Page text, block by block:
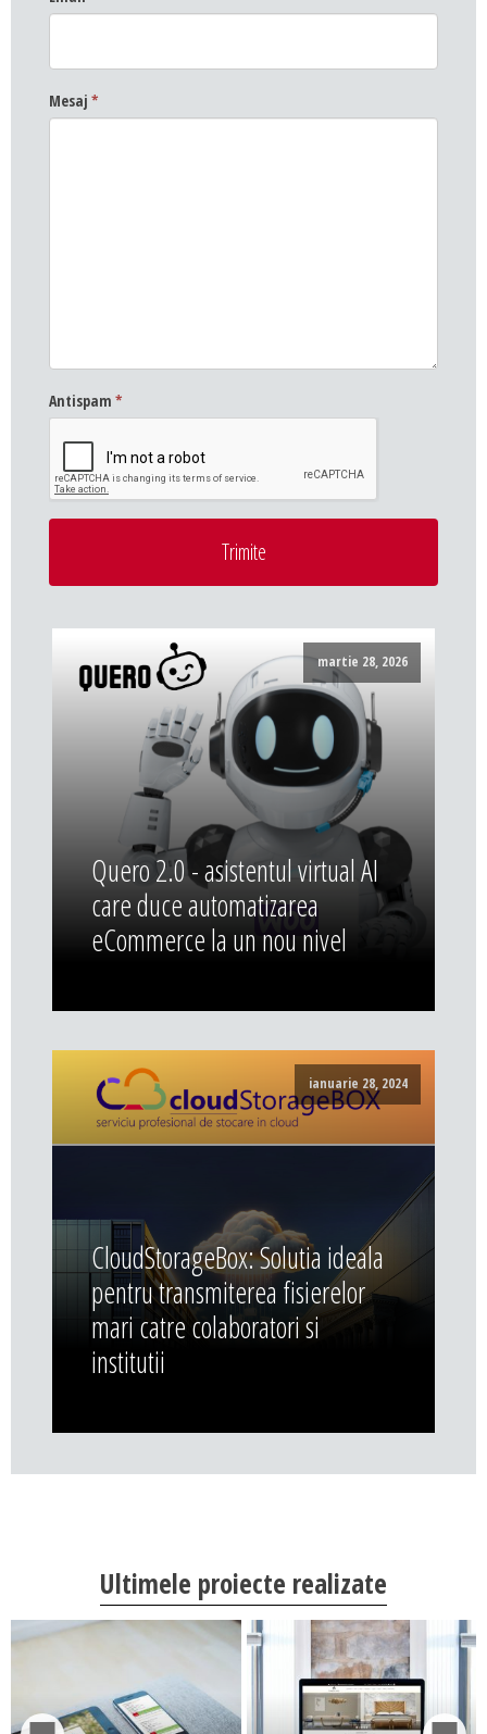
Mesaj *
Antispam *
Trimite
martie 28, 2026
Quero 2.0 - asistentul virtual AI
care duce automatizarea
eCommerce la un nou nivel
ianuarie 28, 2024
CloudStorageBox: Solutia ideala
pentru transmiterea fisierelor
mari catre colaboratori si
institutii
Ultimele proiecte realizate